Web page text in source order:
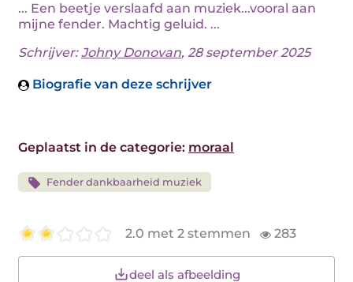
... Een beetje verslaafd aan muziek...vooral aan
mijne fender. Machtig geluid. ...
Schrijver:Johny Donovan, 28 september 2025
Biografie van deze schrijver
Geplaatst in de categorie: moraal
Fender dankbaarheid muziek
2.0 met 2 stemmen 283
deel als afbeelding